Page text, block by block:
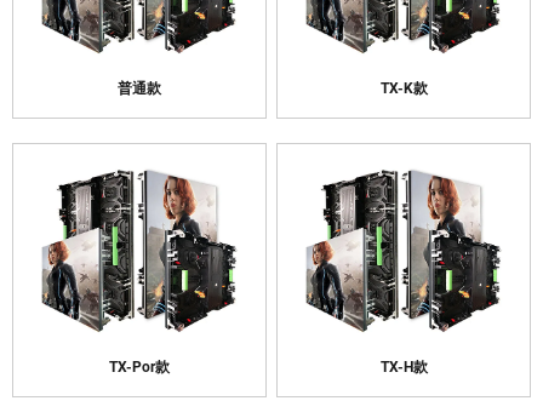
普通款 TX-K款
TX-Por款 TX-H款